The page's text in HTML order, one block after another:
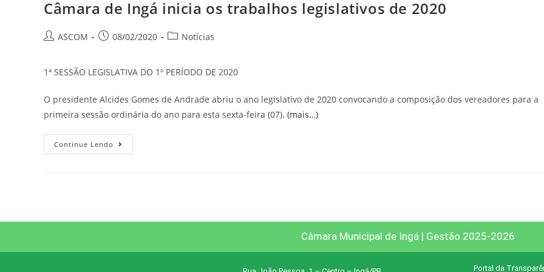
Câmara de Ingá inicia os trabalhos legislativos de 2020
ASCOM 08/02/2020 Notícias
1ª SESSÃO LEGISLATIVA DO 1º PERÍODO DE 2020
O presidente Alcides Gomes de Andrade abriu o ano legislativo de 2020 convocando a composição dos vereadores para a
primeira sessão ordinária do ano para esta sexta-feira (07). (mais…)
Continue Lendo
Câmara Municipal de Ingá | Gestão 2025-2026
Portal da